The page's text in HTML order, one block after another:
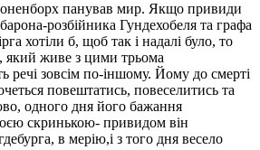
панував мир. Якщо привиди
розбійника Гундехобеля та графа
хотіли б, щоб так і надалі було, то
живе з цими трьома
речі зовсім по-іншому. Йому до смерті
повештатись, повеселитись та
одного дня його бажання
скринькою- привидом він
в мерію,і з того дня весело